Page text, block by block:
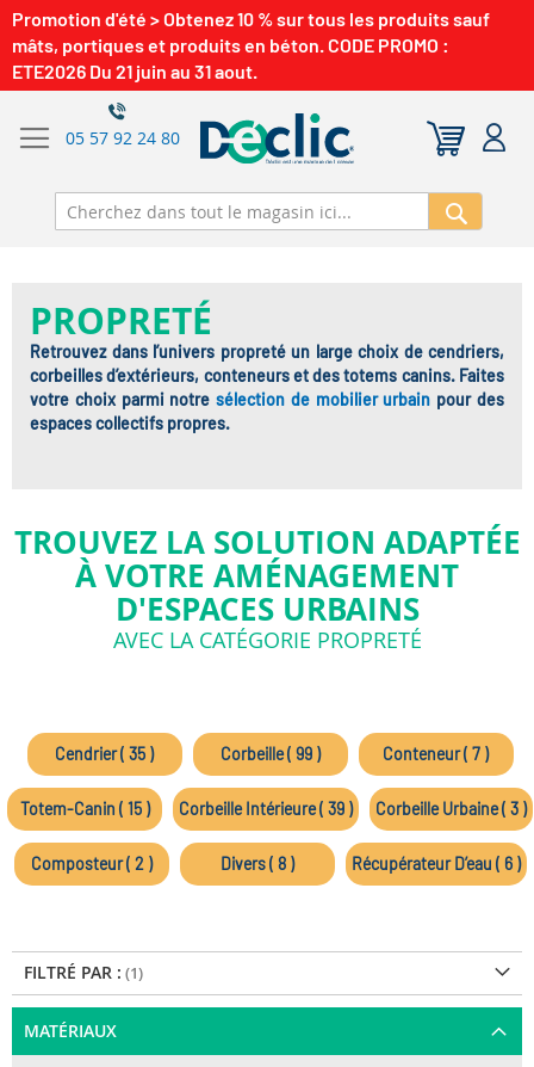
Promotion d'été > Obtenez 10 % sur tous les produits sauf
mâts, portiques et produits en béton. CODE PROMO :
ETE2026 Du 21 juin au 31 aout.
05 57 92 24 80
PROPRETÉ
Retrouvez dans l’univers propreté un large choix de cendriers,
corbeilles d’extérieurs, conteneurs et des totems canins. Faites
votre choix parmi notresélection de mobilier urbain pour des
espaces collectifs propres.
TROUVEZ LA SOLUTION ADAPTÉE
À VOTRE AMÉNAGEMENT
D'ESPACES URBAINS
AVEC LA CATÉGORIE PROPRETÉ
Cendrier ( 35 ) Corbeille ( 99 ) Conteneur ( 7 )
Totem-Canin ( 15 ) Corbeille Intérieure ( 39 ) Corbeille Urbaine ( 3 )
Composteur ( 2 ) Divers ( 8 ) Récupérateur D’eau ( 6 )
FILTRÉ PAR :
MATÉRIAUX